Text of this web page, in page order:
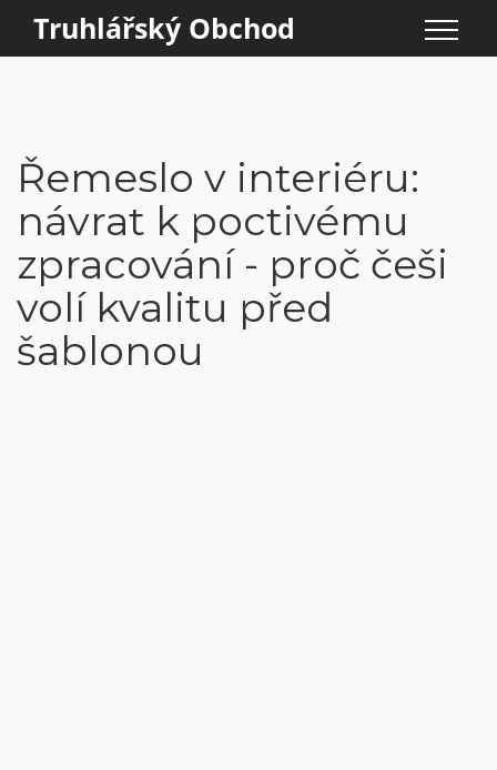
Truhlářský Obchod
Řemeslo v interiéru:
návrat k poctivému
zpracování - proč češi
volí kvalitu před
šablonou